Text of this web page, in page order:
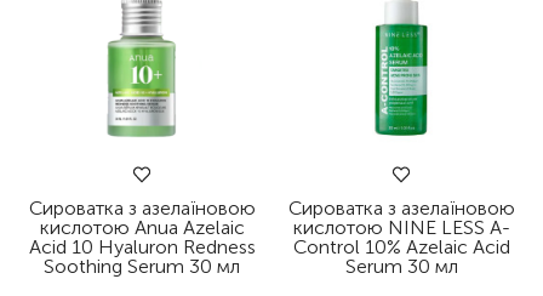
Сироватка з азелаїновою
кислотою Anua Azelaic
Acid 10 Hyaluron Redness
Soothing Serum 30 мл
Сироватка з азелаїновою
кислотою NINE LESS A-
Control 10% Azelaic Acid
Serum 30 мл